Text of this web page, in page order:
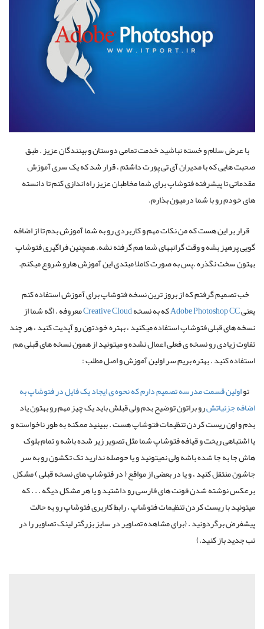
با عرض سلام و خسته نباشید خدمت تمامی دوستان و بینندگان عزیز . طبق
صحبت هایی که با مدیران آی تی پورت داشتم ، قرار شد که یک سری آموزش
مقدماتی تا پیشرفته فتوشاپ برای شما مخاطبان عزیز راه اندازی کنم تا دانسته
های خودم رو با شما درمیون بذارم.
قرار بر این هست که من نکات مهم و کاربردی رو به شما آموزش بدم تا از اضافه
گویی پرهیز بشه و وقت گرانبهای شما هم گرفته نشه. همچنین فراگیری فتوشاپ
بهتون سخت نگذره .پس به صورت کاملا مبتدی این آموزش هارو شروع میکنم.
خب تصمیم گرفتم که از بروز ترین نسخه فتوشاپ برای آموزش استفاده کنم
یعنیAdobe Photoshop CCکه به نسخهCreative Cloudمعروفه . اگه شما از
نسخه های قبلی فتوشاپ استفاده میکنید ، بهتره خودتون رو آپدیت کنید ، هر چند
تفاوت زیادی رو نسخه ی فعلی اعمال نشده و میتونید از همون نسخه های قبلی هم
استفاده کنید . بهتره بریم سر اولین آموزش و اصل مطلب :
اولین قسمت مدرسه تصمیم دارم که نحوه ی ایجاد یک فایل در فتوشاپ به
اضافه جزئیاتشرو براتون توضیح بدم ولی قبلش باید یک چیز مهم رو بهتون یاد
بدم و اون ریست کردن تنظیمات فتوشاپ هست . ببینید ممکنه به طور ناخواسته و
یا اشتباهی ریخت و قیافه فتوشاپ شما مثل تصویر زیر شده باشه و تمام بلوک
هاش جا به جا شده باشه ولی نمیتونید و یا حوصله ندارید تک تکشون رو به سر
جاشون منتقل کنید ، و یا در بعضی از مواقع ( در فتوشاپ های نسخه قبلی ) مشکل
برعکس نوشته شدن فونت های فارسی رو داشتید و یا هر مشکل دیگه . . . که
میتونید با ریست کردن تنظیمات فتوشاپ ، رابط کاربری فتوشاپ رو به حالت
پیشفرض برگردونید . (برای مشاهده تصاویر در سایز بزرگتر لینک تصاویر را در
تب جدید باز کنید.)